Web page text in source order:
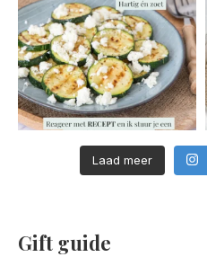
Laad meer
Gift guide